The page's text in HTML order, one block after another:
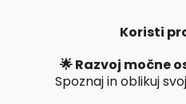
Koristi
🌟 Razvoj močne
Spoznaj in oblikuj